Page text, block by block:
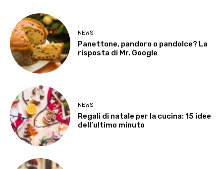
NEWS
Panettone, pandoro o pandolce? La
risposta di Mr. Google
NEWS
Regali di natale per la cucina: 15 idee
dell’ultimo minuto